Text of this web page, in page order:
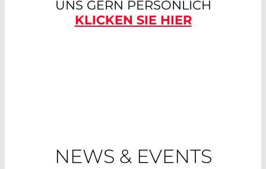
UNS GERN PERSÖNLICH
KLICKEN SIE HIER
NEWS & EVENTS